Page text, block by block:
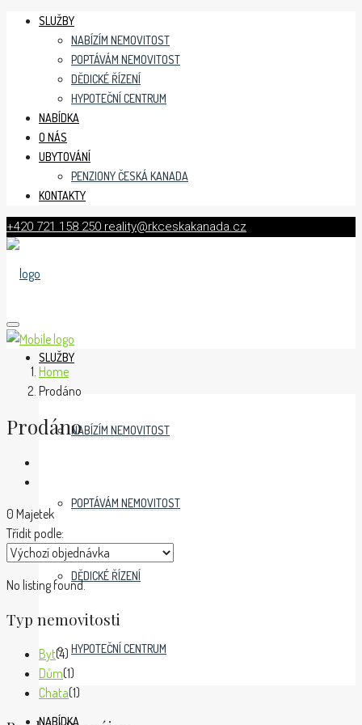
SLUŽBY
NABÍZÍM NEMOVITOST
POPTÁVÁM NEMOVITOST
DĚDICKÉ ŘÍZENÍ
HYPOTEČNÍ CENTRUM
NABÍDKA
O NÁS
UBYTOVÁNÍ
PENZIONY ČESKÁ KANADA
KONTAKTY
+420 721 158 250 reality@rkceskakanada.cz
SLUŽBY
NABÍZÍM NEMOVITOST
POPTÁVÁM NEMOVITOST
DĚDICKÉ ŘÍZENÍ
HYPOTEČNÍ CENTRUM
NABÍDKA
Home
Prodáno
Prodáno
0 Majetek
Třídit podle:
No listing found.
Typ nemovitosti
Byt(4)
Dům(1)
Chata(1)